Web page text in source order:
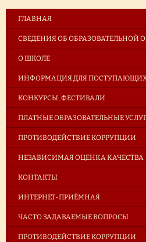
ГЛАВНАЯ
СВЕДЕНИЯ ОБ ОБРАЗОВАТЕЛЬНОЙ
О ШКОЛЕ
ИНФОРМАЦИЯ ДЛЯ
КОНКУРСЫ, ФЕСТИВАЛИ
ПЛАТНЫЕ ОБРАЗОВАТЕЛЬНЫЕ
ПРОТИВОДЕЙСТВИЕ КОРРУПЦИИ
НЕЗАВИСИМАЯ ОЦЕНКА КАЧЕСТВА
КОНТАКТЫ
ИНТЕРНЕТ-ПРИЁМНАЯ
ЧАСТО ЗАДАВАЕМЫЕ ВОПРОСЫ
ПРОТИВОДЕЙСТВИЕ КОРРУПЦИИ